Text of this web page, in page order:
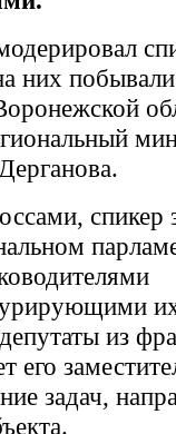
них
спикер
из
его
задач,